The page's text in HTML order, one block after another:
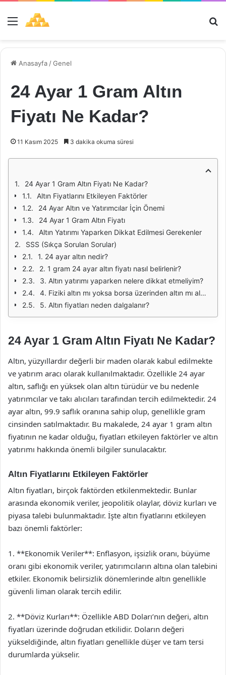
Menü
Anasayfa /Genel
24 Ayar 1 Gram Altın
Fiyatı Ne Kadar?
11 Kasım 2025 3 dakika okuma süresi
24 Ayar 1 Gram Altın Fiyatı Ne Kadar?
Altın Fiyatlarını Etkileyen Faktörler
24 Ayar Altın ve Yatırımcılar İçin Önemi
24 Ayar 1 Gram Altın Fiyatı
Altın Yatırımı Yaparken Dikkat Edilmesi Gerekenler
SSS (Sıkça Sorulan Sorular)
1. 24 ayar altın nedir?
2. 1 gram 24 ayar altın fiyatı nasıl belirlenir?
3. Altın yatırımı yaparken nelere dikkat etmeliyim?
4. Fiziki altın mı yoksa borsa üzerinden altın mı almak daha iyidir?
5. Altın fiyatları neden dalgalanır?
24 Ayar 1 Gram Altın Fiyatı Ne Kadar?
Altın, yüzyıllardır değerli bir maden olarak kabul edilmekte
ve yatırım aracı olarak kullanılmaktadır. Özellikle 24 ayar
altın, saflığı en yüksek olan altın türüdür ve bu nedenle
yatırımcılar ve takı alıcıları tarafından tercih edilmektedir. 24
ayar altın, 99.9 saflık oranına sahip olup, genellikle gram
cinsinden satılmaktadır. Bu makalede, 24 ayar 1 gram altın
fiyatının ne kadar olduğu, fiyatları etkileyen faktörler ve altın
yatırımı hakkında önemli bilgiler sunulacaktır.
Altın Fiyatlarını Etkileyen Faktörler
Altın fiyatları, birçok faktörden etkilenmektedir. Bunlar
arasında ekonomik veriler, jeopolitik olaylar, döviz kurları ve
piyasa talebi bulunmaktadır. İşte altın fiyatlarını etkileyen
bazı önemli faktörler:
1. **Ekonomik Veriler**: Enflasyon, işsizlik oranı, büyüme
oranı gibi ekonomik veriler, yatırımcıların altına olan talebini
etkiler. Ekonomik belirsizlik dönemlerinde altın genellikle
güvenli liman olarak tercih edilir.
2. **Döviz Kurları**: Özellikle ABD Doları’nın değeri, altın
fiyatları üzerinde doğrudan etkilidir. Doların değeri
yükseldiğinde, altın fiyatları genellikle düşer ve tam tersi
durumlarda yükselir.